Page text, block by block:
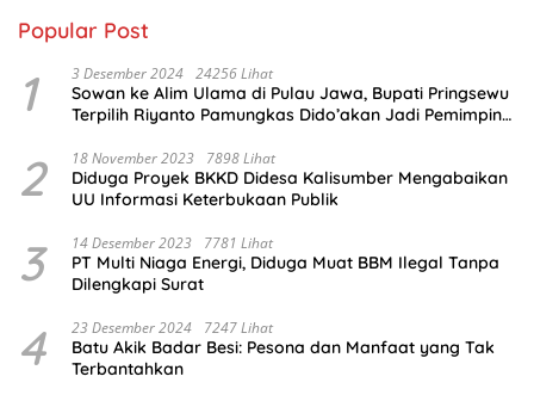
Popular Post
1 3 Desember 2024 24256 Lihat
Sowan ke Alim Ulama di Pulau Jawa, Bupati Pringsewu
Terpilih Riyanto Pamungkas Dido’akan Jadi Pemimpin
2 18 November 2023 7898 Lihat
Diduga Proyek BKKD Didesa Kalisumber Mengabaikan
UU Informasi Keterbukaan Publik
3 14 Desember 2023 7781 Lihat
PT Multi Niaga Energi, Diduga Muat BBM Ilegal Tanpa
Dilengkapi Surat
4 23 Desember 2024 7247 Lihat
Batu Akik Badar Besi: Pesona dan Manfaat yang Tak
Terbantahkan